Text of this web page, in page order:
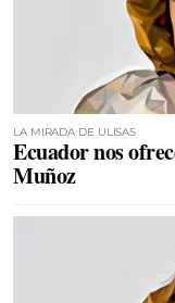
LA MIRADA DE ULISAS
Ecuador nos
Muñoz